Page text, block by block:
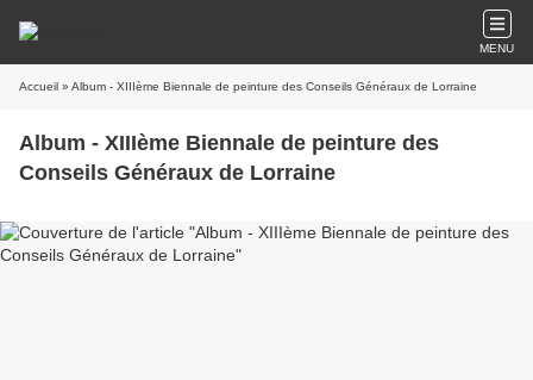
MENU
Accueil » Album - XIIIème Biennale de peinture des Conseils Généraux de Lorraine
Album - XIIIème Biennale de peinture des
Conseils Généraux de Lorraine